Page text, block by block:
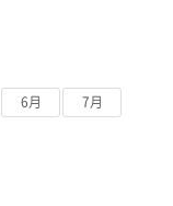
6月 7月